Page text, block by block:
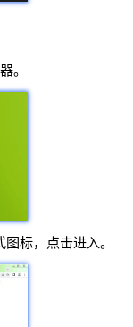
。
标，点击进入。